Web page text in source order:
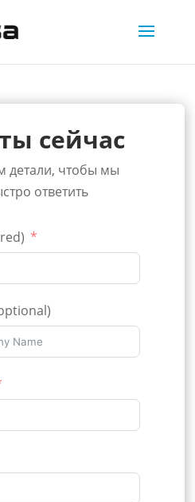
сейчас
детали, чтобы мы
ответить